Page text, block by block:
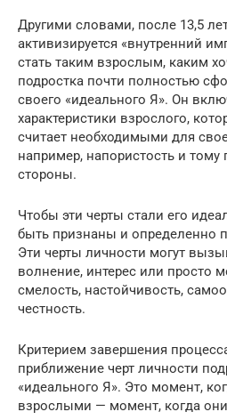
Другими словами, после 13,5
активизируется «внутренний
стать таким взрослым, каким
подростка почти полностью
своего «идеального Я». Он
характеристики взрослого,
считает необходимыми для
например, напористость и
стороны.
Чтобы эти черты стали его
быть признаны и определенно
Эти черты личности могут
волнение, интерес или просто
смелость, настойчивость,
честность.
Критерием завершения
приближение черт личности
«идеального Я». Это момент,
взрослыми — момент, когда они